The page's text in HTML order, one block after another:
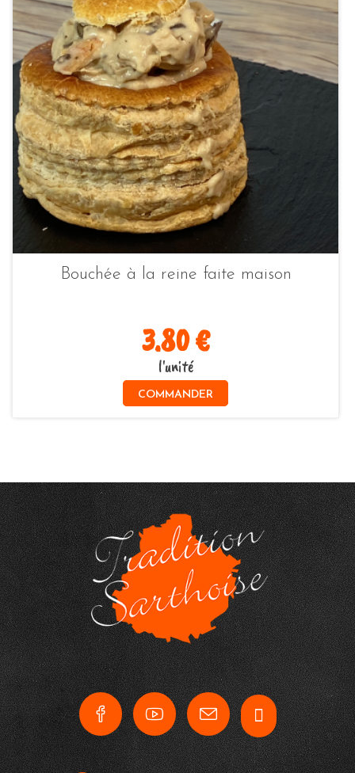
Bouchée à la reine faite maison
3.80 €
l'unité
COMMANDER